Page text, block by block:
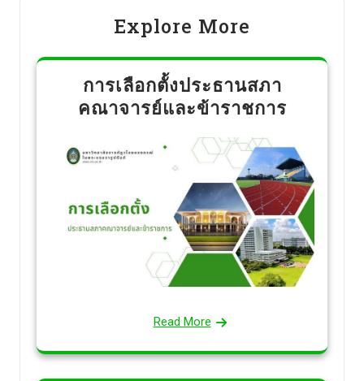
Explore More
การเลือกตั้งประธานสภา
คณาจารย์และข้าราชการ
Read More